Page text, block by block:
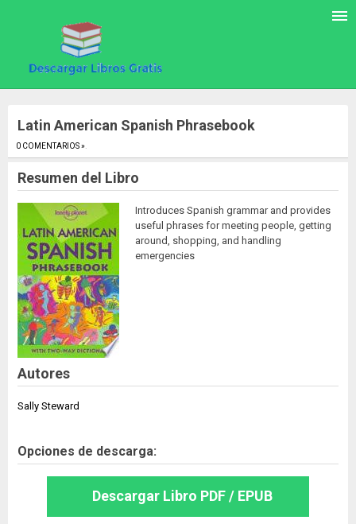
Latin American Spanish Phrasebook
0 COMENTARIOS ».
Resumen del Libro
Introduces Spanish grammar and provides
useful phrases for meeting people, getting
around, shopping, and handling
emergencies
Autores
Sally Steward
Opciones de descarga:
Descargar Libro PDF / EPUB